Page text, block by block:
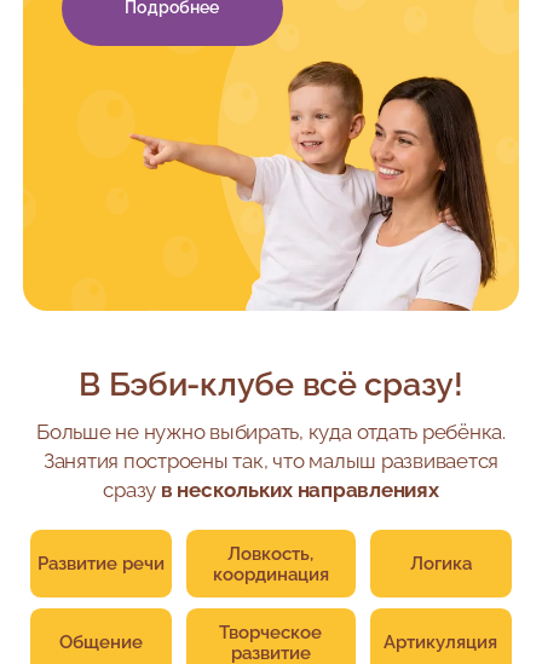
Подробнее
В Бэби-клубе всё сразу!
Больше не нужно выбирать, куда отдать ребёнка.
Занятия построены так, что малыш развивается
сразу в нескольких направлениях
Развитие речи
Ловкость,
координация
Логика
Общение
Творческое
развитие
Артикуляция